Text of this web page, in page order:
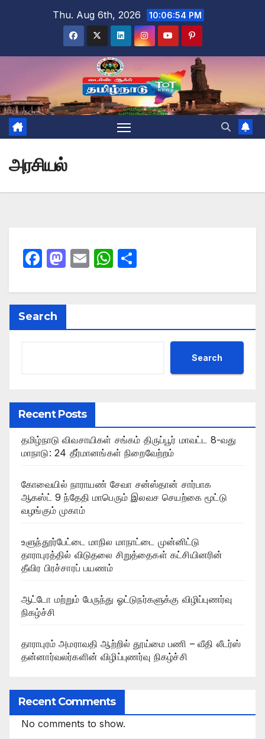
Thu. Aug 6th, 2026 10:06:54 PM
அரசியல்
F
c
e
b
M
st
d
E
ail
W
at
A
ar
Search
Search
Recent Posts
தமிழ்நாடு விவசாயிகள் சங்கம் திருப்பூர் மாவட்ட 8-வது
மாநாடு: 24 தீர்மானங்கள் நிறைவேற்றம்
கோவையில் நாராயண் சேவா சன்ஸ்தான் சார்பாக
ஆகஸ்ட் 9 ந்தேதி மாபெரும் இலவச செயற்கை மூட்டு
வழங்கும் முகாம்
உளுந்தூர்பேட்டை மாநில மாநாட்டை முன்னிட்டு
தாராபுரத்தில் விடுதலை சிறுத்தைகள் கட்சியினரின்
தீவிர பிரச்சாரப் பயணம்
ஆட்டோ மற்றும் பேருந்து ஓட்டுநர்களுக்கு விழிப்புணர்வு
நிகழ்ச்சி
தாராபுரம் அமராவதி ஆற்றில் தூய்மை பணி – வீதி லீடர்ஸ்
தன்னார்வலர்களின் விழிப்புணர்வு நிகழ்ச்சி
Recent Comments
No comments to show.